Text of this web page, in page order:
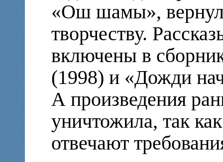
«Ош шамы»,
творчеству.
включены в
(1998) и «Дожди
А произведения
уничтожила, так
отвечают